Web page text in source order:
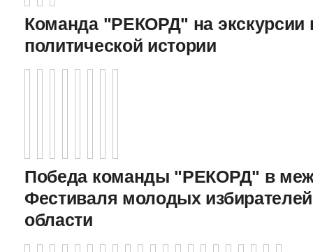
Команда "РЕКОРД" на экскурсии
политической истории
Победа команды "РЕКОРД" в
Фестиваля молодых
области